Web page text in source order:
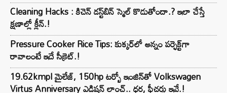
Cleaning Hacks : కిచెన్ డస్ట్‌బిన్ స్మెల్ కొడుతోందా.? ఇలా చేస్తే
క్షణాల్లో క్లీన్.!
Pressure Cooker Rice Tips: కుక్కర్‌లో అన్నం పర్ఫెక్ట్‌గా
రావాలంటే ఇదే సీక్రెట్.!
19.62kmpl మైలేజ్, 150hp టర్బో ఇంజిన్‌తో Volkswagen
Virtus Anniversary ఎడిషన్ లాంచ్.. ధర, ఫీచర్లు ఇవే.!